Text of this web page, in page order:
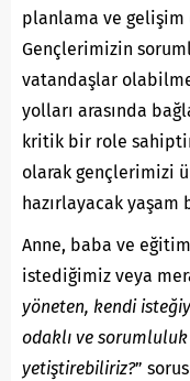
planlama ve gelişim
Gençlerimizin
vatandaşlar
yolları arasında
kritik bir role
olarak gençlerimizi
hazırlayacak
Anne, baba ve
istediğimiz veya
yöneten, kendi
odaklı ve
yetiştirebiliriz?”